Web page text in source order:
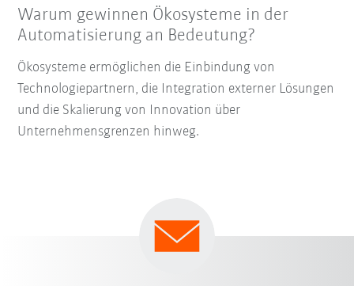
Warum gewinnen Ökosysteme in der
Automatisierung an Bedeutung?
Ökosysteme ermöglichen die Einbindung von
Technologiepartnern, die Integration externer Lösungen
und die Skalierung von Innovation über
Unternehmensgrenzen hinweg.